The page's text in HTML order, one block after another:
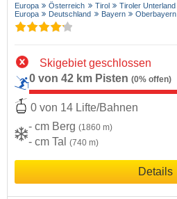
Europa Österreich Tirol Tiroler Unterland
Europa
Deutschland Bayern Oberbayern
Skigebiet geschlossen
0 von 42 km Pisten (0% offen)
0 von 14 Lifte/Bahnen
- cm Berg (1860 m)
- cm Tal (740 m)
Details